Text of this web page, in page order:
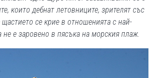
които дебнат летовниците, зрителят със
се крие в отношенията с най-
не е заровено в пясъка на морския плаж.